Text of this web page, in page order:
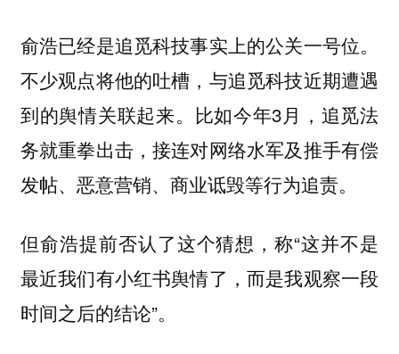
俞浩已经是追觅科技事实上的公关一号位。
不少观点将他的吐槽，与追觅科技近期遭遇
到的舆情关联起来。比如今年3月，追觅法
务就重拳出击，接连对网络水军及推手有偿
发帖、恶意营销、商业诋毁等行为追责。
但俞浩提前否认了这个猜想，称“这并不是
最近我们有小红书舆情了，而是我观察一段
时间之后的结论”。